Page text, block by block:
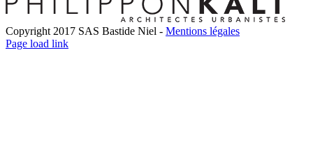
Copyright 2017 SAS Bastide Niel - Mentions légales
Facebook
Twitter
LinkedIn
Instagram
Pinterest
Page load link